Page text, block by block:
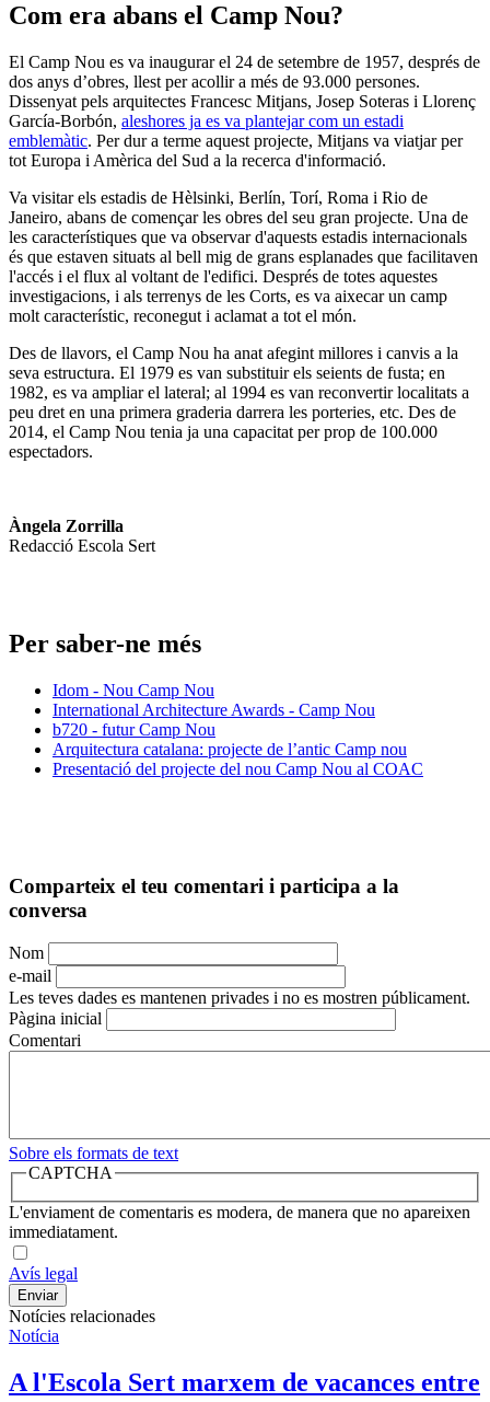
Com era abans el Camp Nou?
El Camp Nou es va inaugurar el 24 de setembre de 1957, després de
dos anys d’obres, llest per acollir a més de 93.000 persones.
Dissenyat pels arquitectes Francesc Mitjans, Josep Soteras i Llorenç
García-Borbón, aleshores ja es va plantejar com un estadi
emblemàtic. Per dur a terme aquest projecte, Mitjans va viatjar per
tot Europa i Amèrica del Sud a la recerca d'informació.
Va visitar els estadis de Hèlsinki, Berlín, Torí, Roma i Rio de
Janeiro, abans de començar les obres del seu gran projecte. Una de
les característiques que va observar d'aquests estadis internacionals
és que estaven situats al bell mig de grans esplanades que facilitaven
l'accés i el flux al voltant de l'edifici. Després de totes aquestes
investigacions, i als terrenys de les Corts, es va aixecar un camp
molt característic, reconegut i aclamat a tot el món.
Des de llavors, el Camp Nou ha anat afegint millores i canvis a la
seva estructura. El 1979 es van substituir els seients de fusta; en
1982, es va ampliar el lateral; al 1994 es van reconvertir localitats a
peu dret en una primera graderia darrera les porteries, etc. Des de
2014, el Camp Nou tenia ja una capacitat per prop de 100.000
espectadors.
Àngela Zorrilla
Redacció Escola Sert
Per saber-ne més
Idom - Nou Camp Nou
International Architecture Awards - Camp Nou
b720 - futur Camp Nou
Arquitectura catalana: projecte de l’antic Camp nou
Presentació del projecte del nou Camp Nou al COAC
Comparteix el teu comentari i participa a la
conversa
Nom
e-mail
Les teves dades es mantenen privades i no es mostren públicament.
Pàgina inicial
Comentari
Sobre els formats de text
CAPTCHA
L'enviament de comentaris es modera, de manera que no apareixen
immediatament.
Avís legal
Notícies relacionades
Notícia
A l'Escola Sert marxem de vacances entre